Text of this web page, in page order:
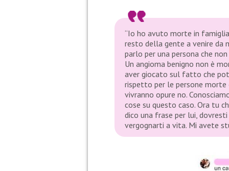
“Io ho avuto morte in
resto della gente a venire da
parlo per una persona che
Un angioma benigno non è
aver giocato sul fatto che
rispetto per le persone morte
vivranno opure no.
cose su questo caso. Ora tu
dico una frase per lui,
vergognarti a vita. Mi avete